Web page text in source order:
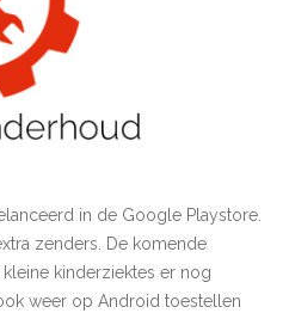
in de Google Playstore.
zenders. De komende
kinderziektes er nog
weer op Android toestellen